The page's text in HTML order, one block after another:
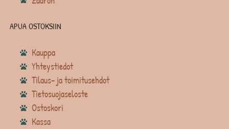
APUA OSTOKSIIN
Kauppa
Yhteystiedot
Tilaus- ja toimitusehdot
Tietosuojaseloste
Ostoskori
Kassa